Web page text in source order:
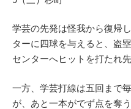
学芸の先発は怪我から復帰
ターに四球を与えると、盗
センターへヒットを打たれ
一方、学芸打線は五回まで
が、あと一本がでず点を奪